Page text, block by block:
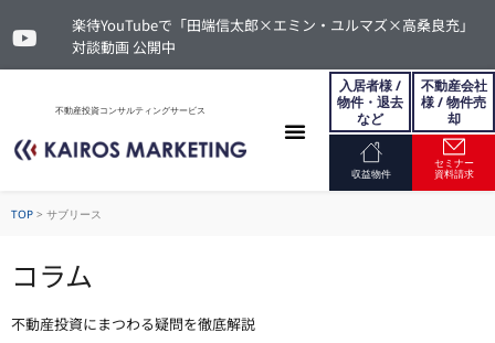
楽待YouTubeで「田端信太郎×エミン・ユルマズ×高桑良充」
対談動画 公開中
不動産投資コンサルティングサービス
入居者様 /
物件・退去
など
不動産会社
様 / 物件売
却
収益物件
セミナー
資料請求
TOP > サブリース
コラム
不動産投資にまつわる疑問を徹底解説